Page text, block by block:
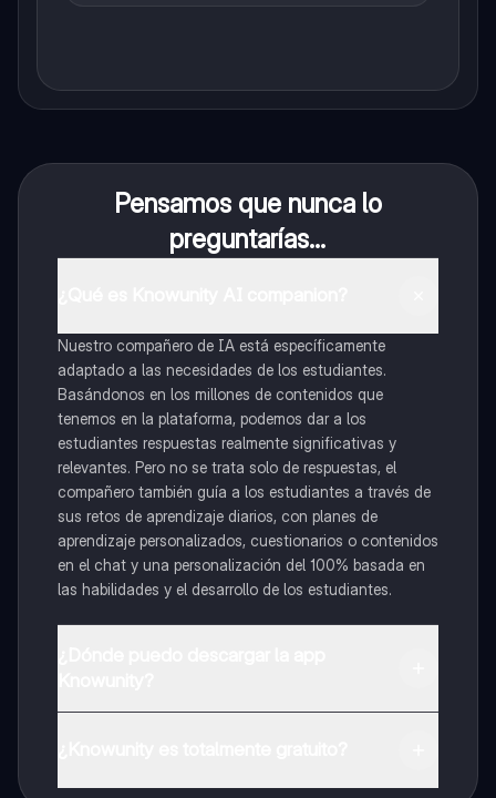
Pensamos que nunca lo
preguntarías...
Nuestro compañero de IA está específicamente
adaptado a las necesidades de los estudiantes.
Basándonos en los millones de contenidos que
tenemos en la plataforma, podemos dar a los
estudiantes respuestas realmente significativas y
relevantes. Pero no se trata solo de respuestas, el
compañero también guía a los estudiantes a través de
sus retos de aprendizaje diarios, con planes de
aprendizaje personalizados, cuestionarios o contenidos
en el chat y una personalización del 100% basada en
las habilidades y el desarrollo de los estudiantes.